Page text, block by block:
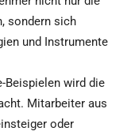
sondern sich
und Instrumente
Beispielen wird die
Mitarbeiter aus
oder